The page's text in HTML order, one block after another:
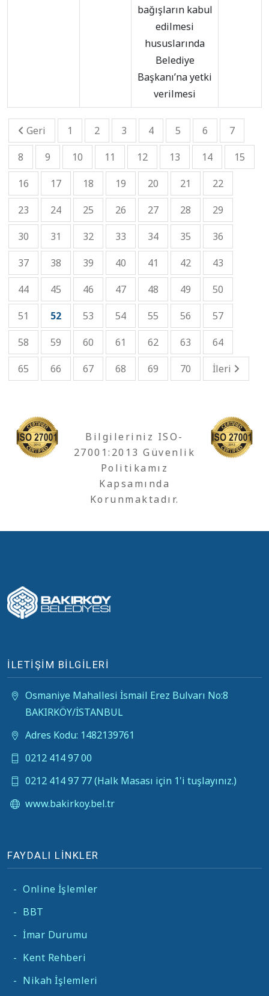
bağışların kabul
edilmesi
hususlarında
Belediye
Başkanı’na yetki
verilmesi
Geri 1 2 3 4 5 6
7
8
9 10 11 12 13 14
15
16
17 18 19 20 21
22
23
24 25 26 27 28
29
30
31 32 33 34 35
36
37
38 39 40 41 42
43
44
45 46 47 48 49
50
51
52 53 54 55 56
57
58
59 60 61 62 63
64
65
66 67 68 69 70 İleri
Bilgileriniz ISO-
27001:2013 Güvenlik
Politikamız
Kapsamında
Korunmaktadır.
İLETİŞİM BİLGİLERİ
Osmaniye Mahallesi İsmail Erez Bulvarı No:8
BAKIRKÖY/İSTANBUL
Adres Kodu: 1482139761
0212 414 97 00
0212 414 97 77 (Halk Masası için 1'i tuşlayınız.)
www.bakirkoy.bel.tr
FAYDALI LİNKLER
- Online İşlemler
- BBT
- İmar Durumu
- Kent Rehberi
- Nikah İşlemleri